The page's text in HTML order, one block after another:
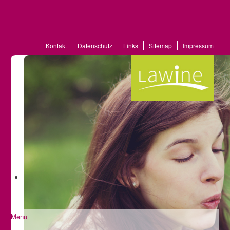
Kontakt Datenschutz Links Sitemap Impressum
Menu
Startseite